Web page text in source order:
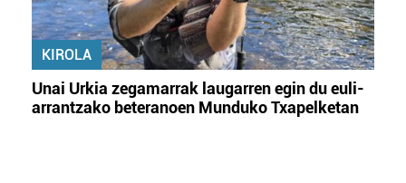
KIROLA
Unai Urkia zegamarrak laugarren egin du euli-
arrantzako beteranoen Munduko Txapelketan